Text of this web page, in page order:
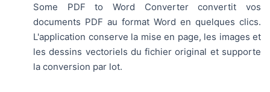
Some PDF to Word Converter convertit vos
documents PDF au format Word en quelques clics.
L'application conserve la mise en page, les images et
les dessins vectoriels du fichier original et supporte
la conversion par lot.